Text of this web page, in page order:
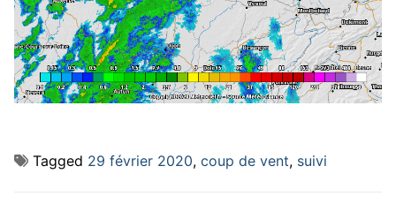
Tagged 29 février 2020, coup de vent, suivi